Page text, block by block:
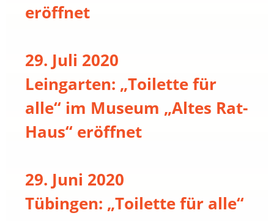
eröffnet
29. Juli 2020
Leingarten: „Toilette für
alle“ im Museum „Altes Rat-
Haus“ eröffnet
29. Juni 2020
Tübingen: „Toilette für alle“